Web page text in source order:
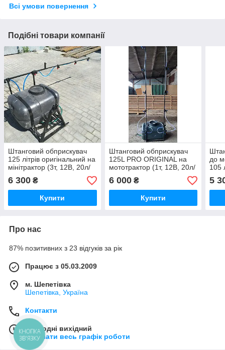
Всі умови повернення
Подібні товари компанії
Штанговий обприскувач
125 літрів оригінальний на
мінітрактор (3т, 12В, 20л/
хв, 8 форсунок, регул по
висоті)
6 300 ₴
Купити
Штанговий обприскувач
125L PRO ORIGINAL на
мототрактор (1т, 12В, 20л/
хв, 10 форсунок,
регулюється по висоті)
6 000₴
Купити
до
105
8
5
Про нас
87% позитивних з 23 відгуків за рік
Працює з 05.03.2009
м. Шепетівка
Шепетівка, Україна
Контакти
Сьогодні вихідний
Показати весь графік роботи
КНОПКА
ЗВ'ЯЗКУ